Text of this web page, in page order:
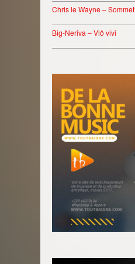
Chris le Wayne – Sommet
Big-Neriva – Viô vivi